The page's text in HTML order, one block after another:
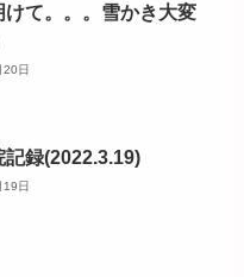
けて。。。雪かき大変
日
記録(2022.3.19)
日